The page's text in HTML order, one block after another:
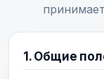
1. Общие